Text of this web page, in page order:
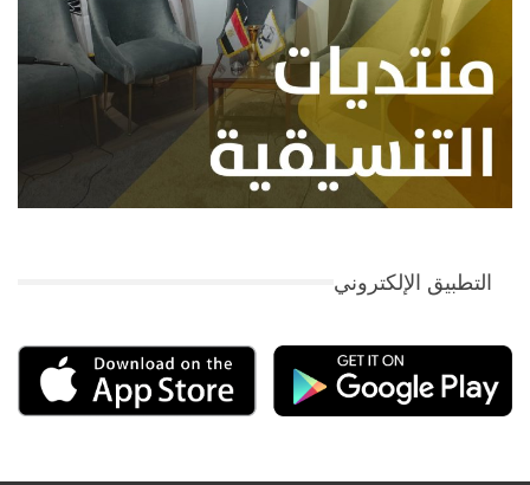
التطبيق الإلكتروني